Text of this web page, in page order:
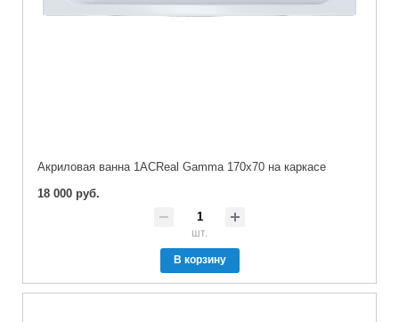
Акриловая ванна 1ACReal Gamma 170х70 на каркасе
18 000 руб.
шт.
В корзину